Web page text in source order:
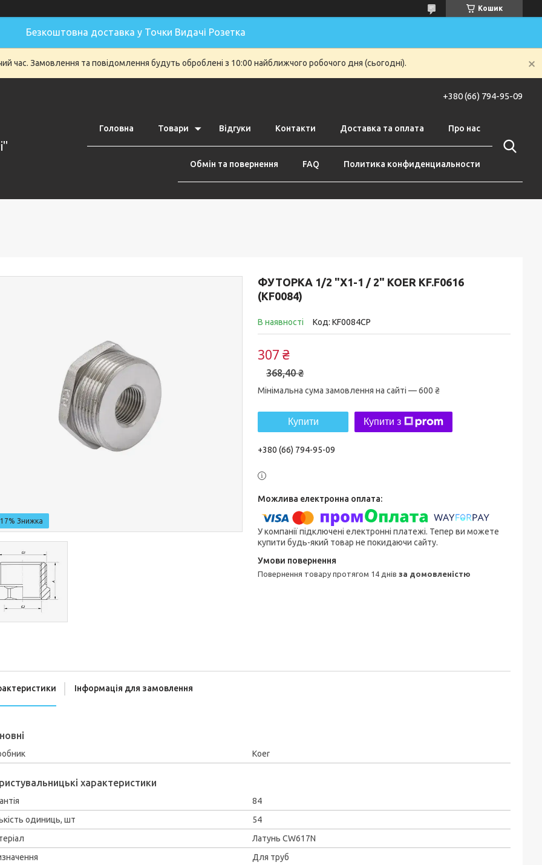
Кошик
Безкоштовна доставка у Точки Видачі Розетка
час. Замовлення та повідомлення будуть оброблені з 10:00 найближчого робочого дня (сьогодні).
+380 (66) 794-95-09
Головна Товари Відгуки Контакти Доставка та оплата Про нас
Обмін та повернення FAQ Политика конфиденциальности
ФУТОРКА 1/2 "X1-1 / 2" KOER KF.F0616
(KF0084)
В наявності Код: KF0084CP
368,40 ₴
307 ₴
Мінімальна сума замовлення на сайті — 600 ₴
Купити Купити з
+380 (66) 794-95-09
У компанії підключені електронні платежі. Тепер ви можете
купити будь-який товар не покидаючи сайту.
повернення товару протягом 14 днів за домовленістю
Інформація для замовлення
Koer
характеристики
84
одиниць, шт
54
Латунь CW617N
Для труб